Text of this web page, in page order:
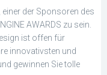
der Sponsoren des
AWARDS zu sein.
ist offen für
innovativsten und
gewinnen Sie tolle